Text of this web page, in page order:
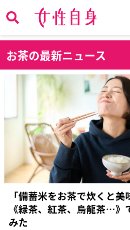
お茶の最新ニュース
「備蓄米をお茶で炊くと
《緑茶、紅茶、烏龍茶…》
みた